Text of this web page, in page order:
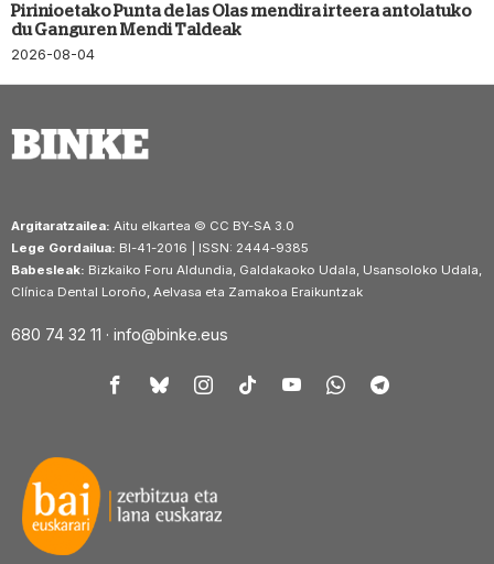
Pirinioetako Punta de las Olas mendira irteera antolatuko
du Ganguren Mendi Taldeak
2026-08-04
Argitaratzailea: Aitu elkartea © CC BY-SA 3.0
Lege Gordailua: BI-41-2016 | ISSN: 2444-9385
Babesleak: Bizkaiko Foru Aldundia, Galdakaoko Udala, Usansoloko Udala,
Clínica Dental Loroño, Aelvasa eta Zamakoa Eraikuntzak
680 74 32 11 · info@binke.eus